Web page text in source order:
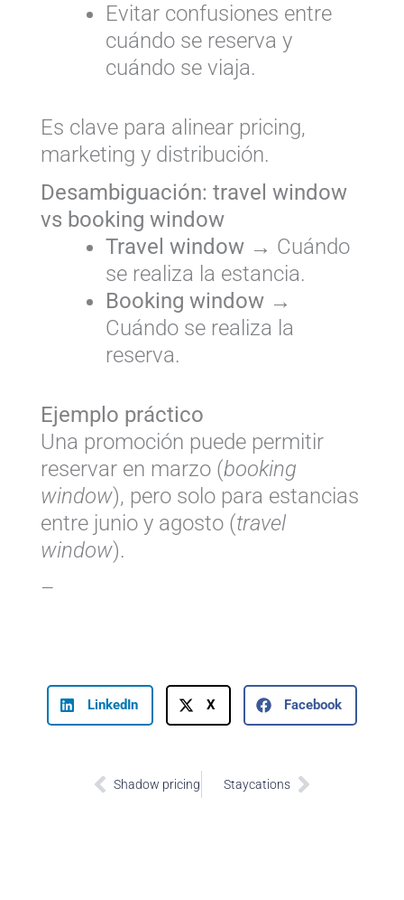
Evitar confusiones entre
cuándo se reserva y
cuándo se viaja.
Es clave para alinear pricing,
marketing y distribución.
Desambiguación: travel window
vs booking window
Travel window → Cuándo
se realiza la estancia.
Booking window →
Cuándo se realiza la
reserva.
Ejemplo práctico
Una promoción puede permitir
reservar en marzo (booking
window), pero solo para estancias
entre junio y agosto (travel
window).
–
LinkedIn X Facebook
Shadow pricing Staycations